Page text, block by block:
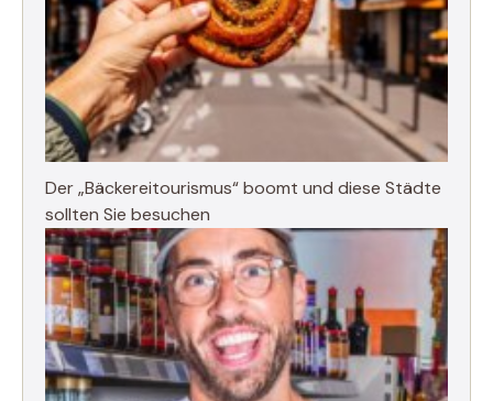
Der „Bäckereitourismus“ boomt und diese Städte
sollten Sie besuchen